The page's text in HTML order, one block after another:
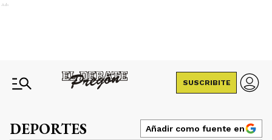
Ads
SUSCRIBITE
DEPORTES Añadir como fuente en